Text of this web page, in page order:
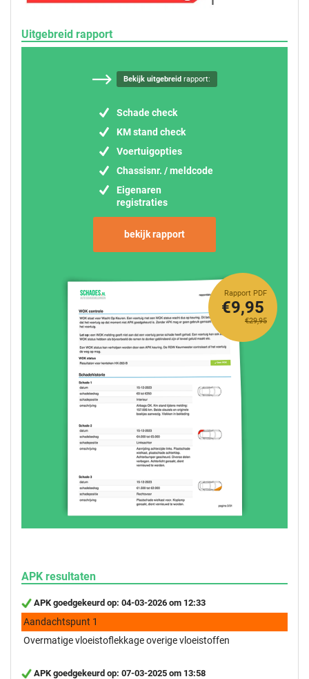
Uitgebreid rapport
Bekijk uitgebreidrapport:
Schade check
KM stand check
Voertuigopties
Chassisnr. / meldcode
Eigenaren
registraties
bekijk rapport
Rapport PDF
€29,95
€9,95
APK resultaten
APK goedgekeurd op: 04-03-2026 om 12:33
Aandachtspunt 1
Overmatige vloeistoflekkage overige vloeistoffen
APK goedgekeurd op: 07-03-2025 om 13:58